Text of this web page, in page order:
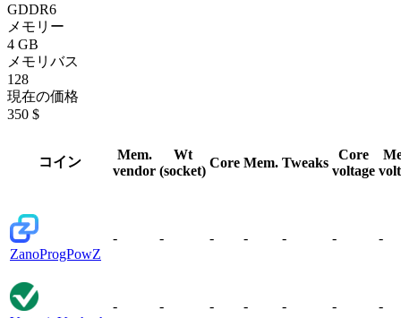
GDDR6
メモリー
4 GB
メモリバス
128
現在の価格
350 $
コイン
Mem.
vendor
Wt
(socket)
Core Mem. Tweaks
Core
voltage
ZanoProgPowZ
- - - - - - -
- - - - - - -